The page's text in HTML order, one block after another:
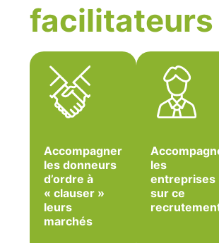
facilitateurs
Accompagner
les donneurs
d’ordre à
« clauser »
leurs
marchés
les
entreprises
sur ce